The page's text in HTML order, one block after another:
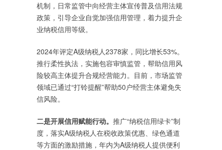
机制，日常监管中向经营主体宣传普及信用法规
政策，引导企业自觉加强信用管理，着力提升企
业纳税信用等级。
2024年评定A级纳税人2378家，同比增长53%。
推行柔性执法，实施包容审慎监管，帮助信用风
险较高主体提升合规经营能力。目前，市场监管
领域已通过“打铃提醒”帮助50户经营主体避免失
信风险。
二是开展信用赋能行动。 推广“纳税信用绿卡”制
度，落实A级纳税人在税收政策优惠、绿色通道
等方面的激励措施，年内为A级纳税人提供便利